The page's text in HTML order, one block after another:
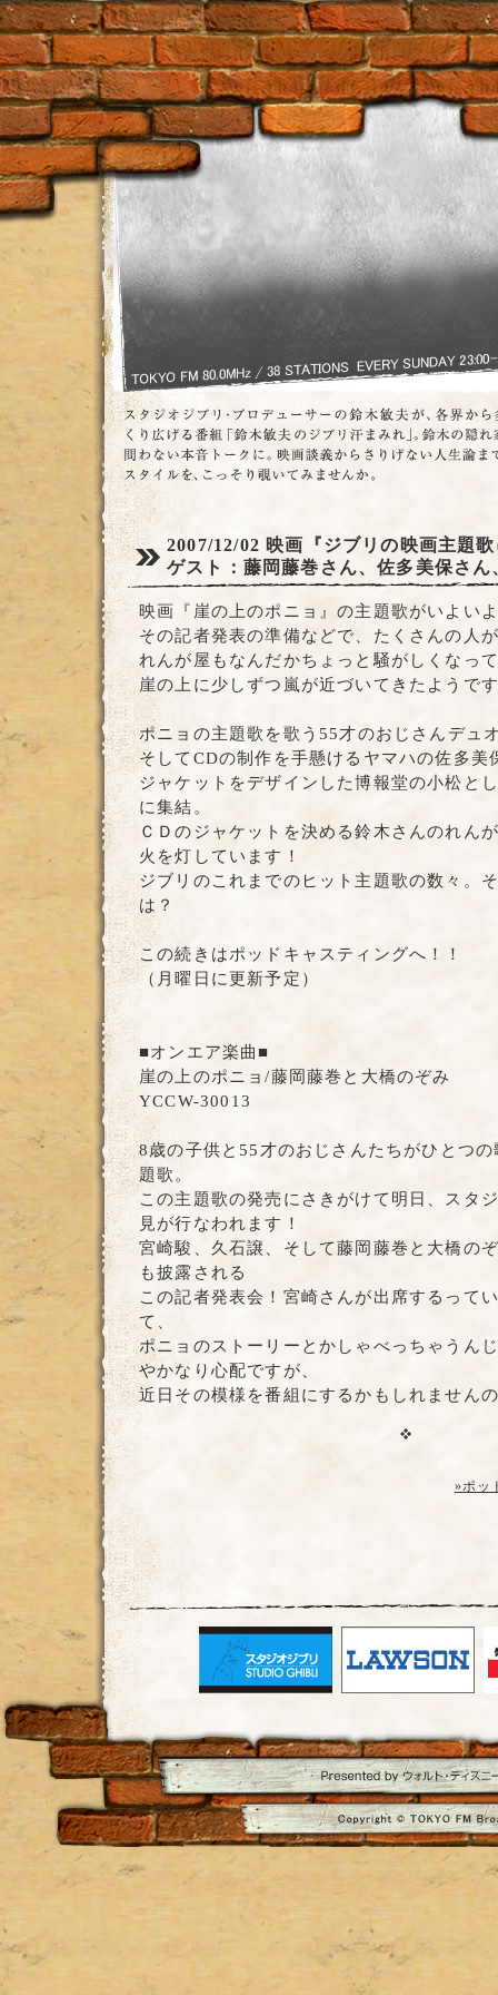
2007/12/02 映画『ジブリの映画主題
ゲスト：藤岡藤巻さん、佐多美保さ
映画『崖の上のポニョ』の主題歌がいよい
その記者発表の準備などで、たくさんの人
れんが屋もなんだかちょっと騒がしくなっ
崖の上に少しずつ嵐が近づいてきたようで
ポニョの主題歌を歌う55才のおじさんデュ
そしてCDの制作を手懸けるヤマハの佐多美
ジャケットをデザインした博報堂の小松と
に集結。
ＣＤのジャケットを決める鈴木さんのれん
火を灯しています！
ジブリのこれまでのヒット主題歌の数々。
は？
この続きはポッドキャスティングへ！！
（月曜日に更新予定）
■オンエア楽曲■
崖の上のポニョ/藤岡藤巻と大橋のぞみ
YCCW-30013
8歳の子供と55才のおじさんたちがひとつ
題歌。
この主題歌の発売にさきがけて明日、スタ
見が行なわれます！
宮崎駿、久石譲、そして藤岡藤巻と大橋の
も披露される
この記者発表会！宮崎さんが出席するって
て、
ポニョのストーリーとかしゃべっちゃうん
やかなり心配ですが、
近日その模様を番組にするかもしれません
»ポッ